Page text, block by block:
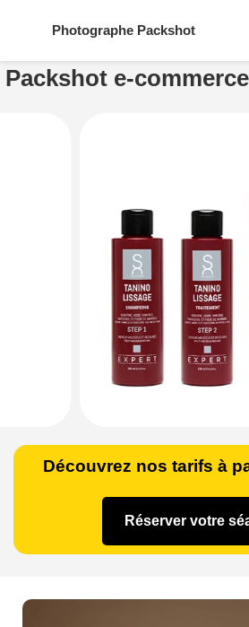
Photographe Packshot
Packshot e-
Découvrez nos tarifs à
Réserver votre